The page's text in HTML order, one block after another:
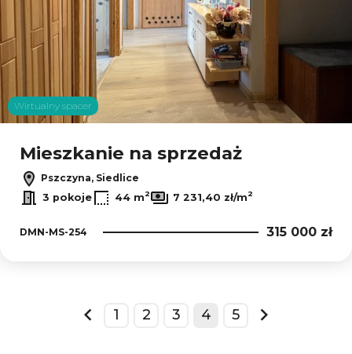
Wirtualny spacer
Mieszkanie na sprzedaż
Pszczyna, Siedlice
3 pokoje
44 m2 7 231,40 zł/m2
DMN-MS-254 315 000 zł
prev
1 2 3 4 5
next